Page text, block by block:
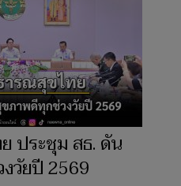
ประชุม สธ. ดัน
วัยปี 2569